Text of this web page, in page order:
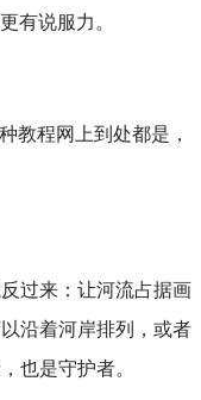
有说服力。
程网上到处都是，
过来：让河流占据画
沿着河岸排列，或者
也是守护者。